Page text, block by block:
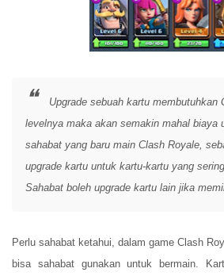
Upgrade sebuah kartu membutuhkan
levelnya maka akan semakin mahal biaya
sahabat yang baru main Clash Royale,
upgrade kartu untuk kartu-kartu yang
Sahabat boleh upgrade kartu lain jika
Perlu sahabat ketahui, dalam game Clash
bisa sahabat gunakan untuk bermain.